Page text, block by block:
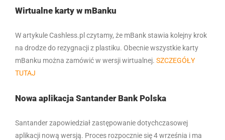
Wirtualne karty w mBanku
W artykule Cashless.pl czytamy, że mBank stawia kolejny krok
na drodze do rezygnacji z plastiku. Obecnie wszystkie karty
mBanku można zamówić w wersji wirtualnej. SZCZEGÓŁY
TUTAJ
Nowa aplikacja Santander Bank Polska
Santander zapowiedział zastępowanie dotychczasowej
aplikacji nową wersją. Proces rozpocznie się 4 września i ma